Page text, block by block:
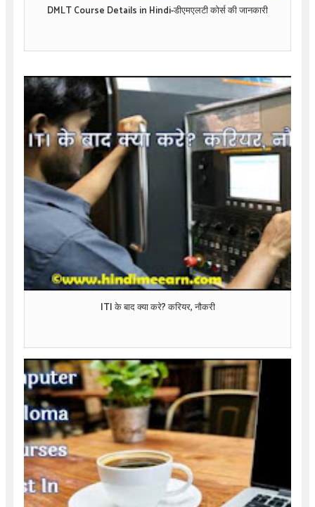
DMLT Course Details in Hindi-डीएमएलटी कोर्स की जानकारी
ITI के बाद क्या करे? करियर, नौकरी